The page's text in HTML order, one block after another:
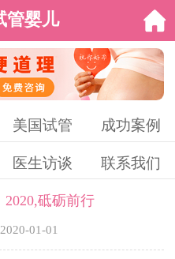
管婴儿
美国试管 成功案例
医生访谈 联系我们
2020,砥砺前行
01-01